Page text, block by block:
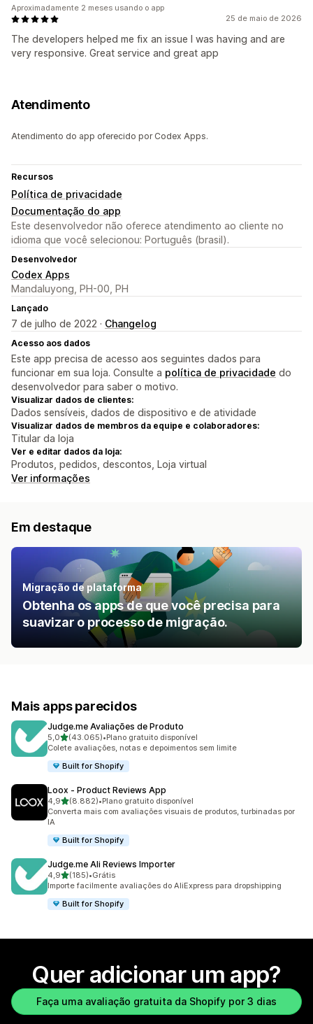
25 de maio de 2026
The developers helped me fix an issue I was having and are
very responsive. Great service and great app
Aproximadamente 2 meses usando o app
Atendimento
Atendimento do app oferecido por Codex Apps.
Recursos
Política de privacidade
Documentação do app
Este desenvolvedor não oferece atendimento ao cliente no
idioma que você selecionou: Português (brasil).
Desenvolvedor
Codex Apps
Mandaluyong, PH-00, PH
Lançado
7 de julho de 2022 · Changelog
Acesso aos dados
Este app precisa de acesso aos seguintes dados para
funcionar em sua loja. Consulte a política de privacidade do
desenvolvedor para saber o motivo.
Visualizar dados de clientes:
Dados sensíveis, dados de dispositivo e de atividade
Visualizar dados de membros da equipe e colaboradores:
Titular da loja
Ver e editar dados da loja:
Produtos, pedidos, descontos, Loja virtual
Ver informações
Em destaque
Migração de plataforma
Obtenha os apps de que você precisa para
suavizar o processo de migração.
Mais apps parecidos
Judge.me Avaliações de Produto
5,0de 5 estrelas
(43.065)
43065 avaliações ao todo
•Plano gratuito disponível
Colete avaliações, notas e depoimentos sem limite
Built for Shopify
Loox ‑ Product Reviews App
4,9de 5 estrelas
(8.882)
8882 avaliações ao todo
•Plano gratuito disponível
Converta mais com avaliações visuais de produtos, turbinadas por
IA
Built for Shopify
Judge.me Ali Reviews Importer
4,9de 5 estrelas
(185)
185 avaliações ao todo
•Grátis
Importe facilmente avaliações do AliExpress para dropshipping
Built for Shopify
Quer adicionar um app?
Faça uma avaliação gratuita da Shopify por 3 dias